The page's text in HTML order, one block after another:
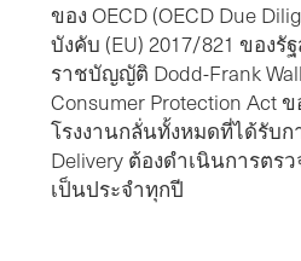
ของ OECD (OECD Due
บังคับ (EU) 2017/821 ของรั
ราชบัญญัติ Dodd-Frank
Consumer Protection Act
โรงงานกลั่นทั้งหมดที่ได้รับก
Delivery ต้องดำเนินการตร
เป็นประจำทุกปี